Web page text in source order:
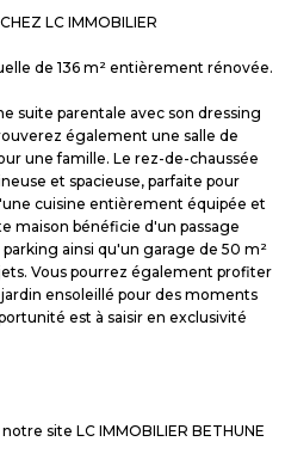
LC IMMOBILIER
de 136 m² entièrement rénovée.
suite parentale avec son dressing
également une salle de
une famille. Le rez-de-chaussée
et spacieuse, parfaite pour
cuisine entièrement équipée et
maison bénéficie d'un passage
ainsi qu'un garage de 50 m²
Vous pourrez également profiter
ensoleillé pour des moments
est à saisir en exclusivité
site LC IMMOBILIER BETHUNE